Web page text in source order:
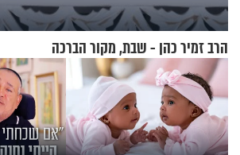
הרב זמיר כהן - שבת, מקור הברכה